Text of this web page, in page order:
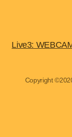
Live3:
Copyright